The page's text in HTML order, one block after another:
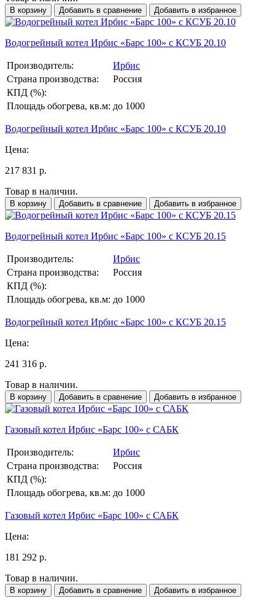
В корзину Добавить в сравнение Добавить в избранное
Водогрейный котел Ирбис «Барс 100» с КСУБ 20.10
Производитель:
Ирбис
Страна производства:
Россия
КПД (%):
Площадь обогрева, кв.м: до 1000
Водогрейный котел Ирбис «Барс 100» с КСУБ 20.10
Цена:
217 831 р.
Товар в наличии.
В корзину Добавить в сравнение Добавить в избранное
Водогрейный котел Ирбис «Барс 100» с КСУБ 20.15
Производитель:
Ирбис
Страна производства:
Россия
КПД (%):
Площадь обогрева, кв.м: до 1000
Водогрейный котел Ирбис «Барс 100» с КСУБ 20.15
Цена:
241 316 р.
Товар в наличии.
В корзину Добавить в сравнение Добавить в избранное
Газовый котел Ирбис «Барс 100» с САБК
Производитель:
Ирбис
Страна производства:
Россия
КПД (%):
Площадь обогрева, кв.м: до 1000
Газовый котел Ирбис «Барс 100» с САБК
Цена:
181 292 р.
Товар в наличии.
В корзину Добавить в сравнение Добавить в избранное